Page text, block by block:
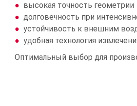
высокая точность геометрии
долговечность при
устойчивость к внешним
удобная технология
Оптимальный выбор для